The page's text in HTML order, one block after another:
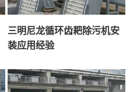
三明尼龙循环齿耙除污机安
装应用经验